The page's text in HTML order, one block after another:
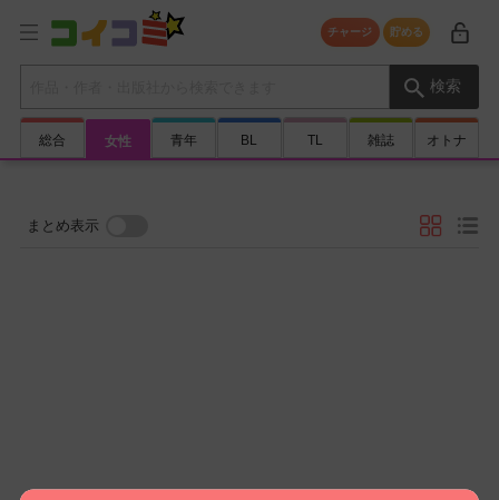
チャージ 貯める
検索
総合 女性 青年 BL TL 雑誌 オトナ
まとめ表示